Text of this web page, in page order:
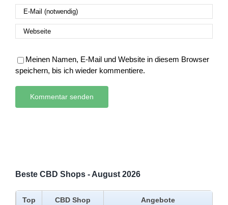
Meinen Namen, E-Mail und Website in diesem Browser
speichern, bis ich wieder kommentiere.
Beste CBD Shops - August 2026
Top CBD Shop Angebote